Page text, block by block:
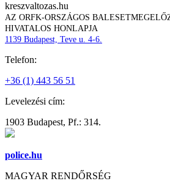
kreszvaltozas.hu
AZ ORFK-ORSZÁGOS
HIVATALOS HONLAPJA
1139 Budapest, Teve u. 4-6.
Telefon:
+36 (1) 443 56 51
Levelezési cím:
1903 Budapest, Pf.: 314.
police.hu
MAGYAR RENDŐRSÉG